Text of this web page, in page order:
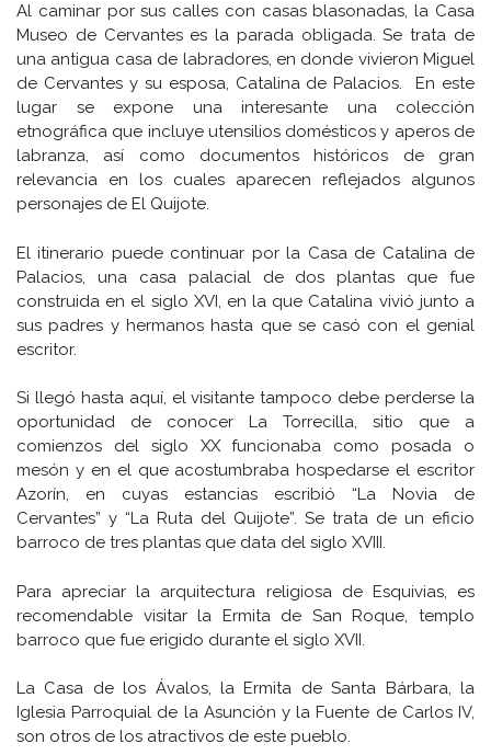
Al caminar por sus calles con casas blasonadas, la Casa
Museo de Cervantes es la parada obligada. Se trata de
una antigua casa de labradores, en donde vivieron Miguel
de Cervantes y su esposa, Catalina de Palacios. En este
lugar se expone una interesante una colección
etnográfica que incluye utensilios domésticos y aperos de
labranza, así como documentos históricos de gran
relevancia en los cuales aparecen reflejados algunos
personajes de El Quijote.
El itinerario puede continuar por la Casa de Catalina de
Palacios, una casa palacial de dos plantas que fue
construida en el siglo XVI, en la que Catalina vivió junto a
sus padres y hermanos hasta que se casó con el genial
escritor.
Si llegó hasta aquí, el visitante tampoco debe perderse la
oportunidad de conocer La Torrecilla, sitio que a
comienzos del siglo XX funcionaba como posada o
mesón y en el que acostumbraba hospedarse el escritor
Azorín, en cuyas estancias escribió “La Novia de
Cervantes” y “La Ruta del Quijote”. Se trata de un eficio
barroco de tres plantas que data del siglo XVIII.
Para apreciar la arquitectura religiosa de Esquivias, es
recomendable visitar la Ermita de San Roque, templo
barroco que fue erigido durante el siglo XVII.
La Casa de los Ávalos, la Ermita de Santa Bárbara, la
Iglesia Parroquial de la Asunción y la Fuente de Carlos IV,
son otros de los atractivos de este pueblo.